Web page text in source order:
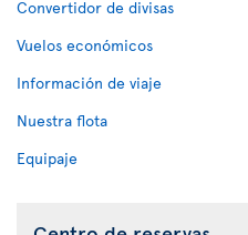
Convertidor de divisas
Vuelos económicos
Información de viaje
Nuestra flota
Equipaje